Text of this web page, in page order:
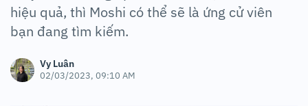
hiệu quả, thì Moshi có thể sẽ là ứng cử viên
bạn đang tìm kiếm.
Vy Luân
02/03/2023, 09:10 AM